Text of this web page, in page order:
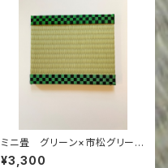
ミニ畳 グリーン×市松グリーン
&黒
¥3,300